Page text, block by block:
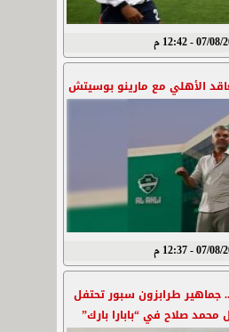
- 12:42 م
الأهلي مع مارينو بوسيتش
- 12:37 م
جماهير طرابزون سبور تحتفل
محمد صلاح في “بابارا بارك”